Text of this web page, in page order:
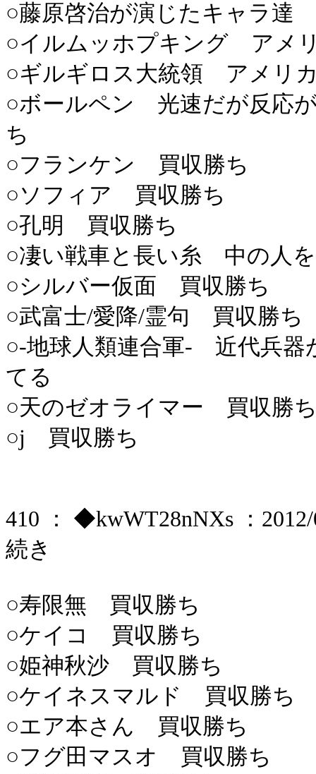
○藤原啓治が演じたキャラ達
○イルムッホプキング アメ
○ギルギロス大統領 アメリ
○ボールペン 光速だが反応
ち
○フランケン 買収勝ち
○ソフィア 買収勝ち
○孔明 買収勝ち
○凄い戦車と長い糸 中の人
○シルバー仮面 買収勝ち
○武富士/愛降/霊句 買収勝ち
○-地球人類連合軍- 近代兵器
てる
○天のゼオライマー 買収勝
○j 買収勝ち
410 ： ◆kwWT28nNXs ：
続き
○寿限無 買収勝ち
○ケイコ 買収勝ち
○姫神秋沙 買収勝ち
○ケイネスマルド 買収勝ち
○エア本さん 買収勝ち
○フグ田マスオ 買収勝ち